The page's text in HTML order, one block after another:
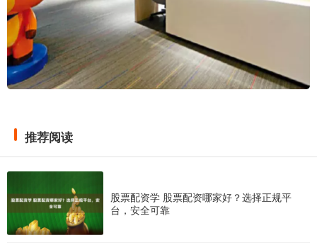
推荐阅读
股票配资学 股票配资哪家好？选择正规平
台，安全可靠